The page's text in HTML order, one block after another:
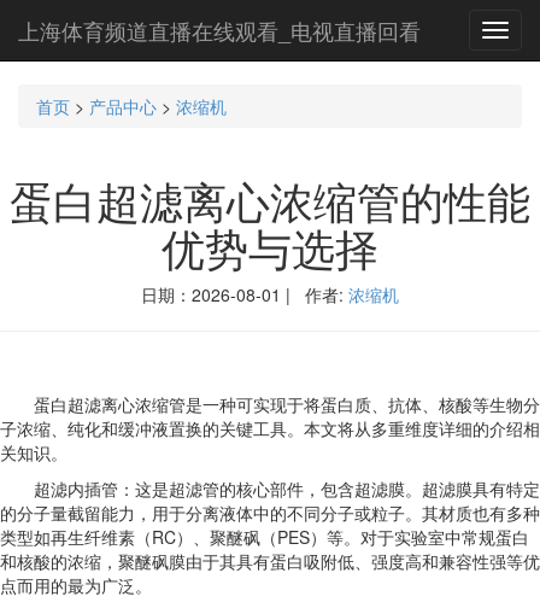
上海体育频道直播在线观看_电视直播回看
首页 > 产品中心 > 浓缩机
蛋白超滤离心浓缩管的性能
优势与选择
日期：2026-08-01 | 作者: 浓缩机
蛋白超滤离心浓缩管是一种可实现于将蛋白质、抗体、核酸等生物分
子浓缩、纯化和缓冲液置换的关键工具。本文将从多重维度详细的介绍相
关知识。
超滤内插管‌：这是超滤管的核心部件，包含超滤膜。超滤膜具有特定
的分子量截留能力，用于分离液体中的不同分子或粒子。其材质也有多种
类型如再生纤维素（RC）、聚醚砜（PES）等。对于实验室中常规蛋白
和核酸的浓缩，聚醚砜膜由于其具有蛋白吸附低、强度高和兼容性强等优
点而用的最为广泛。